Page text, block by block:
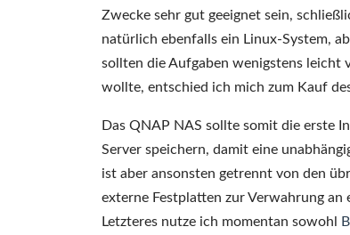
Zwecke sehr gut geeignet sein,
natürlich ebenfalls ein Linux-System,
sollten die Aufgaben wenigstens leicht
wollte, entschied ich mich zum Kauf
Das QNAP NAS sollte somit die erste
Server speichern, damit eine
ist aber ansonsten getrennt von den
externe Festplatten zur Verwahrung
Letzteres nutze ich momentan sowohl